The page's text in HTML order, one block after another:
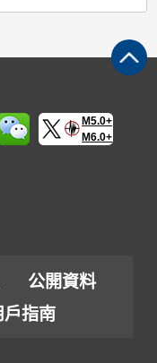
M5.0+
M6.0+
公開資料
戶指南